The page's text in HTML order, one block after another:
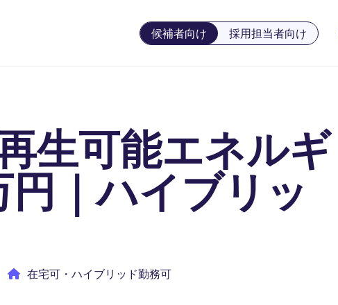
候補者向け 採用担当者向け
生可能エネルギ
｜ハイブリッ
在宅可・ハイブリッド勤務可